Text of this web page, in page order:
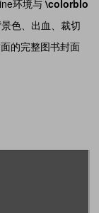
环境与\colorblo
色、出血、裁切
的完整图书封面